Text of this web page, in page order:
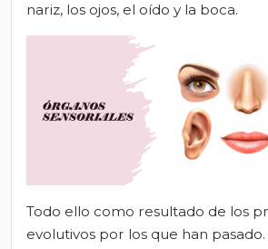
nariz, los ojos, el oído y la boca.
Todo ello como resultado de los
evolutivos por los que han pasado.